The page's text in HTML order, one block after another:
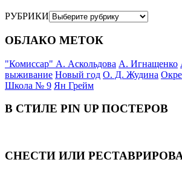
РУБРИКИ
ОБЛАКО МЕТОК
"Комиссар" А. Аскольдова А. Игнащенко
выживание Новый год О. Д. Жудина
Школа № 9 Ян Грейм
В СТИЛЕ PIN UP ПОСТЕРОВ
СНЕСТИ ИЛИ